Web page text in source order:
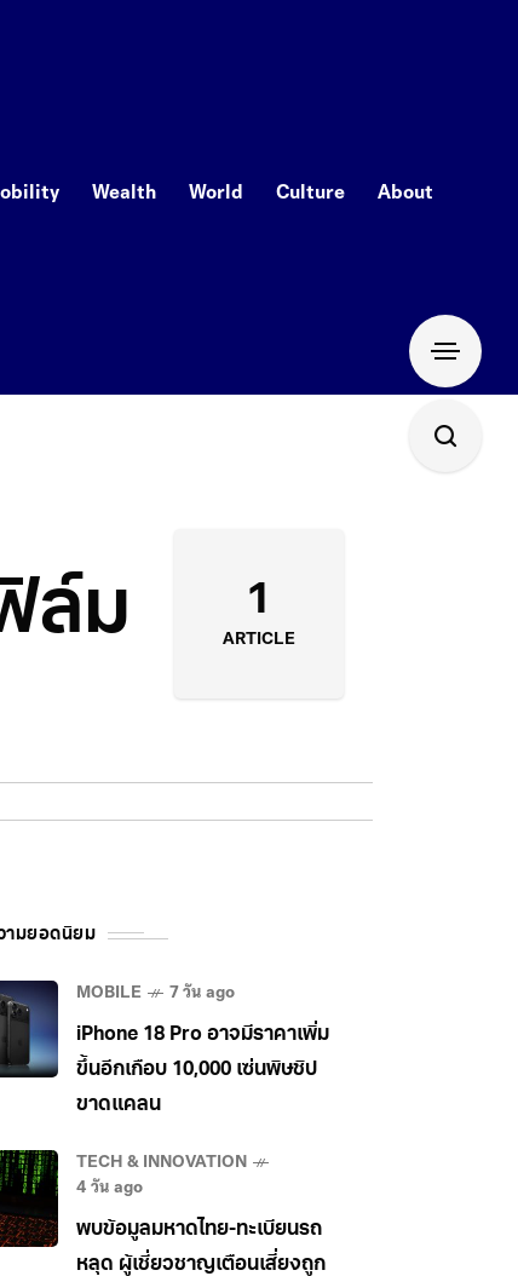
Wealth World Culture About
ล์ม 1
ARTICLE
ามยอดนิยม
MOBILE 7 วัน ago
iPhone 18 Pro อาจมีราคาเพิ่ม
ขึ้นอีกเกือบ 10,000 เซ่นพิษชิป
ขาดแคลน
TECH & INNOVATION
4 วัน ago
พบข้อมูลมหาดไทย-ทะเบียนรถ
หลุด ผู้เชี่ยวชาญเตือนเสี่ยงถูก